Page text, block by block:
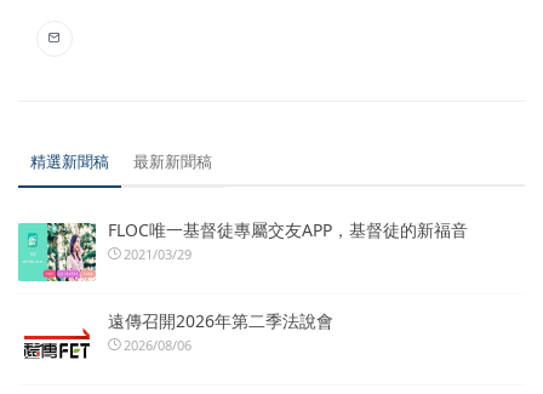
精選新聞稿 最新新聞稿
FLOC唯一基督徒專屬交友APP，基督徒的新福音
2021/03/29
遠傳召開2026年第二季法說會
2026/08/06